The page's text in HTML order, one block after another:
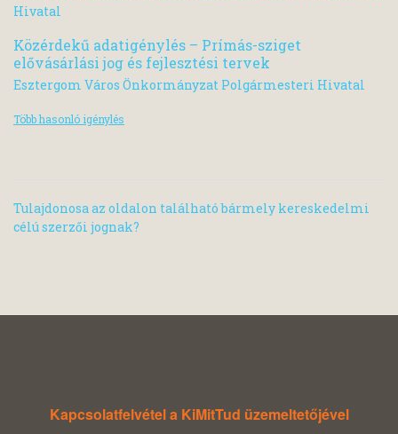
Hivatal
Közérdekű adatigénylés – Prímás-sziget
elővásárlási jog és fejlesztési tervek
Esztergom Város Önkormányzat Polgármesteri Hivatal
Több hasonló igénylés
Tulajdonosa az oldalon található bármely kereskedelmi
célú szerzői jognak?
Kapcsolatfelvétel a KiMitTud üzemeltetőjével